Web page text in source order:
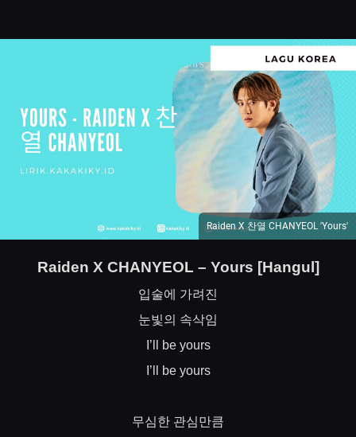
Raiden X 찬열 CHANYEOL 'Yours'
Raiden X CHANYEOL – Yours [Hangul]
입술에 가려진
눈빛의 속삭임
I’ll be yours
I’ll be yours
무심한 관심만큼